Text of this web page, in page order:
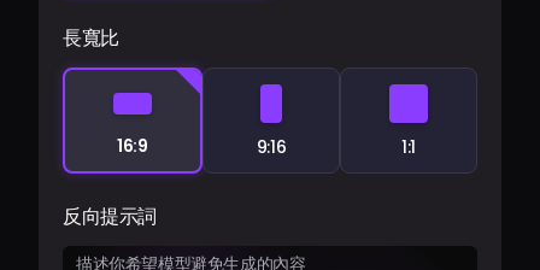
長寬比
16:9 9:16 1:1
反向提示詞